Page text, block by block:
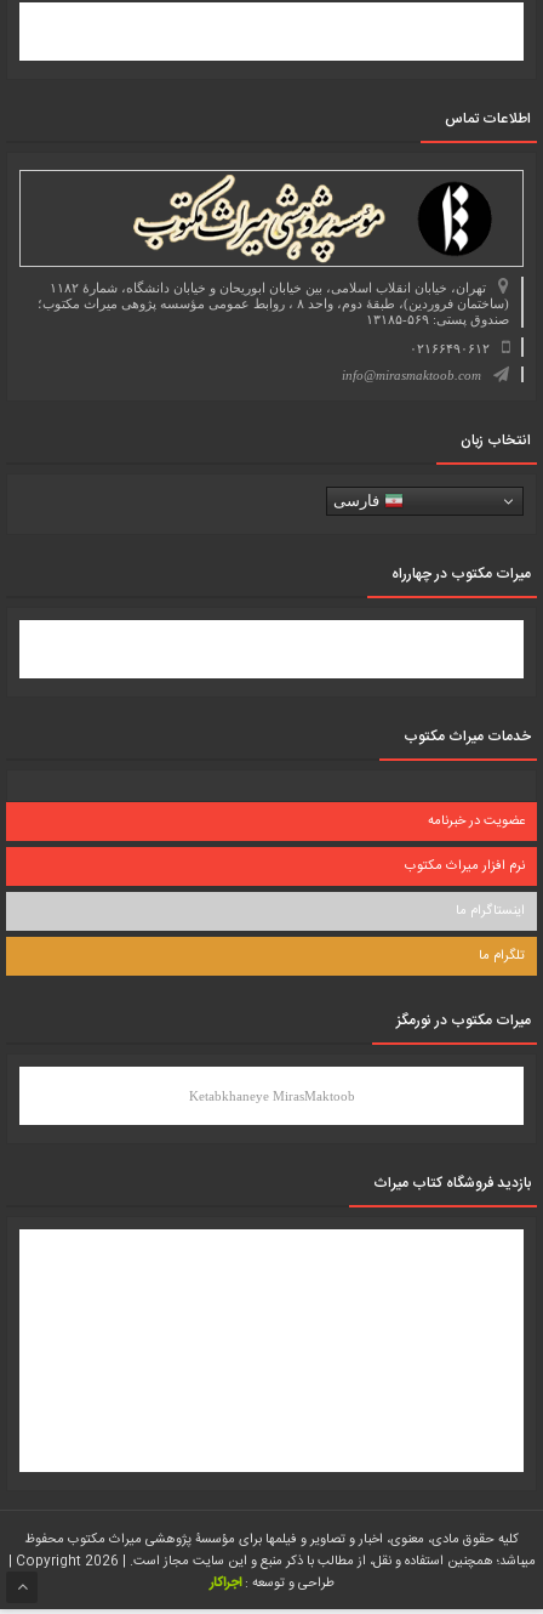
اطلاعات تماس
تهران، خیابان انقلاب اسلامی، بین خیابان ابوریحان و خیابان دانشگاه، شمارۀ ۱۱۸۲
(ساختمان فروردین)، طبقۀ دوم، واحد ۸ ، روابط عمومی مؤسسه پژوهی میراث مکتوب؛
صندوق پستی: ۵۶۹-۱۳۱۸۵
۰۲۱۶۶۴۹۰۶۱۲
info@mirasmaktoob.com
انتخاب زبان
فارسی
میرات مکتوب در چهارراه
خدمات میراث مکتوب
عضویت در خبرنامه
نرم افزار میراث مکتوب
اینستاگرام ما
تلگرام ما
میرات مکتوب در نورمگز
Ketabkhaneye MirasMaktoob
بازدید فروشگاه کتاب میراث
کلیه حقوق مادی، معنوی، اخبار و تصاویر و فیلمها برای مؤسسۀ پژوهشی میراث مکتوب محفوظ
میباشد؛ همچنین استفاده و نقل، از مطالب با ذکر منبع و این سایت مجاز است. | Copyright 2026 |
طراحی و توسعه : اجراکار